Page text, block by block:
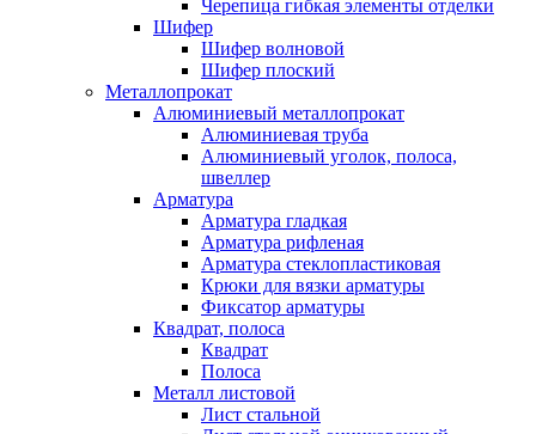
Черепица гибкая элементы отделки
Шифер
Шифер волновой
Шифер плоский
Металлопрокат
Алюминиевый металлопрокат
Алюминиевая труба
Алюминиевый уголок, полоса,
швеллер
Арматура
Арматура гладкая
Арматура рифленая
Арматура стеклопластиковая
Крюки для вязки арматуры
Фиксатор арматуры
Квадрат, полоса
Квадрат
Полоса
Металл листовой
Лист стальной